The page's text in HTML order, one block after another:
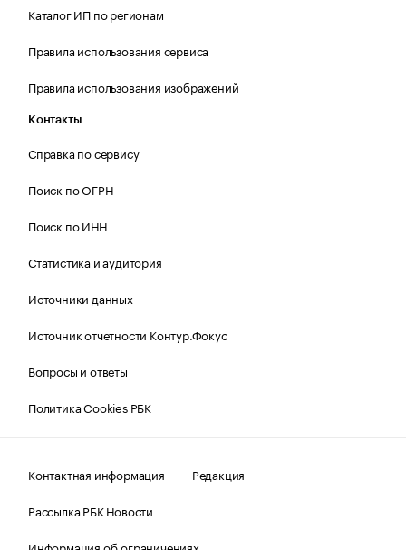
Каталог ИП по регионам
Правила использования сервиса
Правила использования изображений
Контакты
Справка по сервису
Поиск по ОГРН
Поиск по ИНН
Статистика и аудитория
Источники данных
Источник отчетности Контур.Фокус
Вопросы и ответы
Политика Cookies РБК
Контактная информация
Редакция
Рассылка РБК Новости